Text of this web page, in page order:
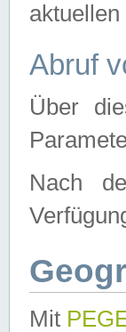
Abruf
Über
Nach
Mit